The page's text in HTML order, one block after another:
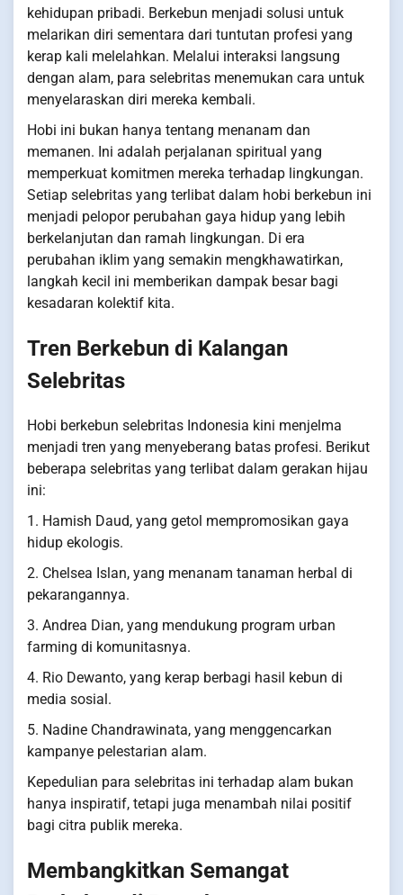
kehidupan pribadi. Berkebun menjadi solusi untuk
melarikan diri sementara dari tuntutan profesi yang
kerap kali melelahkan. Melalui interaksi langsung
dengan alam, para selebritas menemukan cara untuk
menyelaraskan diri mereka kembali.
Hobi ini bukan hanya tentang menanam dan
memanen. Ini adalah perjalanan spiritual yang
memperkuat komitmen mereka terhadap lingkungan.
Setiap selebritas yang terlibat dalam hobi berkebun ini
menjadi pelopor perubahan gaya hidup yang lebih
berkelanjutan dan ramah lingkungan. Di era
perubahan iklim yang semakin mengkhawatirkan,
langkah kecil ini memberikan dampak besar bagi
kesadaran kolektif kita.
Tren Berkebun di Kalangan
Selebritas
Hobi berkebun selebritas Indonesia kini menjelma
menjadi tren yang menyeberang batas profesi. Berikut
beberapa selebritas yang terlibat dalam gerakan hijau
ini:
1. Hamish Daud, yang getol mempromosikan gaya
hidup ekologis.
2. Chelsea Islan, yang menanam tanaman herbal di
pekarangannya.
3. Andrea Dian, yang mendukung program urban
farming di komunitasnya.
4. Rio Dewanto, yang kerap berbagi hasil kebun di
media sosial.
5. Nadine Chandrawinata, yang menggencarkan
kampanye pelestarian alam.
Kepedulian para selebritas ini terhadap alam bukan
hanya inspiratif, tetapi juga menambah nilai positif
bagi citra publik mereka.
Membangkitkan Semangat